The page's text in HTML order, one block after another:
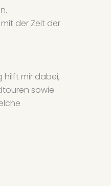
der Zeit der
hilft mir dabei,
sowie